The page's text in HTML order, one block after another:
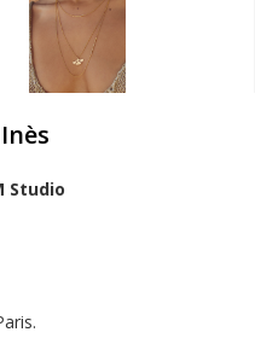
Studio